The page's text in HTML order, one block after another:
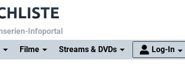
Infoportal
Filme Streams & DVDs Log-In